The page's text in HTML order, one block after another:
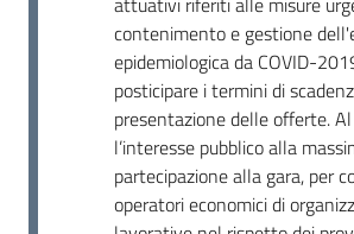
contenimento e gestione
epidemiologica da COVID-
posticipare i termini di
presentazione delle offerte.
l’interesse pubblico alla
partecipazione alla gara, per
operatori economici di